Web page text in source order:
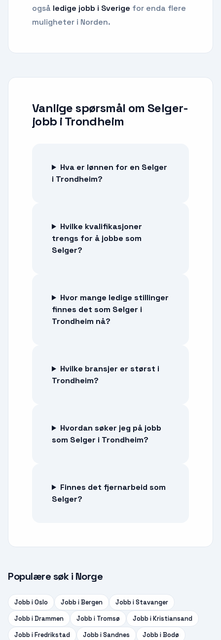
også ledige jobb i Sverige for enda flere
muligheter i Norden.
Vanlige spørsmål om Selger-
jobb iTrondheim
Hva er lønnen for en Selger
i Trondheim?
Hvilke kvalifikasjoner
trengs for å jobbe som
Selger?
Hvor mange ledige stillinger
finnes det som Selger i
Trondheim nå?
Hvilke bransjer er størst i
Trondheim?
Hvordan søker jeg på jobb
som Selger i Trondheim?
Finnes det fjernarbeid som
Selger?
Populære søk i Norge
Jobb iOslo Jobb iBergen Jobb iStavanger
Jobb iDrammen Jobb i Tromsø Jobb iKristiansand
Jobb iFredrikstad Jobb iSandnes Jobb iBodø